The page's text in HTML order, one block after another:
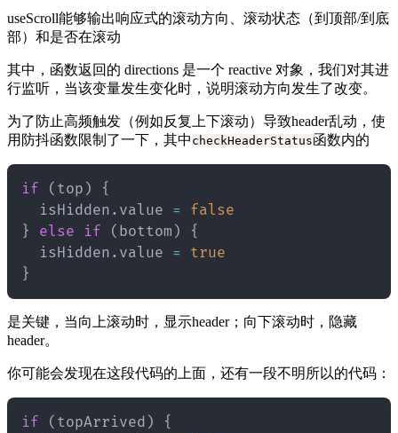
useScroll能够输出响应式的滚动方向、滚动状态（到顶部/到底
部）和是否在滚动
其中，函数返回的 directions 是一个 reactive 对象，我们对其进
行监听，当该变量发生变化时，说明滚动方向发生了改变。
为了防止高频触发（例如反复上下滚动）导致header乱动，使
用防抖函数限制了一下，其中 checkHeaderStatus函数内的
if ( top )
{
  isHidden
. value =
false
}
else if ( bottom )
{
  isHidden
. value =
true
}
是关键，当向上滚动时，显示header；向下滚动时，隐藏
header。
你可能会发现在这段代码的上面，还有一段不明所以的代码：
if ( topArrived )
{